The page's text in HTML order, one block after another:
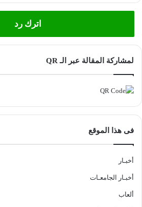
اترك رد
لمشاركة المقالة عبر الـ QR
فى هذا الموقع
أخبـار
أخبـار الجامعـات
ألعاب